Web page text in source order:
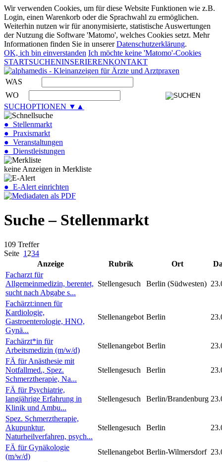
Wir verwenden Cookies, um für diese Website Funktionen wie z.B.
Login, einen Warenkorb oder die Sprachwahl zu ermöglichen.
Weiterhin nutzen wir für anonymisierte, statistische Auswertungen
der Nutzung die Software 'Matomo', welches Cookies setzt. Mehr
Informationen finden Sie in unsererDatenschutzerklärung.
OK, ich bin einverstanden Ich möchte keine 'Matomo'-Cookies
STARTSUCHENINSERIERENKONTAKT
WAS
WO
SUCHOPTIONEN ▼▲
● Stellenmarkt
● Praxismarkt
● Veranstaltungen
● Dienstleistungen
keine Anzeigen in Merkliste
● E-Alert einrichten
Suche – Stellenmarkt
109 Treffer
Seite 1 234
Anzeige
Rubrik Ort
Facharzt für
Allgemeinmedizin, berentet,
sucht nach Abgabe s...
Stellengesuch Berlin (Südwesten)
Fachärzt:innen für
Kardiologie,
Gastroenterologie, HNO,
Gynä...
Stellenangebot Berlin
Fachärzt*in für
Arbeitsmedizin (m/w/d)
Stellenangebot Berlin
FÄ für Anästhesie mit
Notfallmed., Spez.
Schmerztherapie, Na...
Stellengesuch Berlin
FÄ für Psychiatrie,
langjährige Erfahrung in
Klinik und Ambu...
Stellengesuch Berlin/Brandenburg
Spez. Schmerztherapie,
Akupunktur,
Naturheilverfahren, psych...
Stellengesuch Berlin
FÄ für Gynäkologie
(m/w/d)
Stellenangebot Berlin-Wilmersdorf